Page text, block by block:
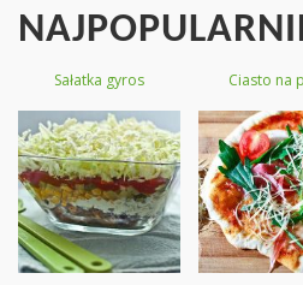
Sałatka gyros Ciasto na